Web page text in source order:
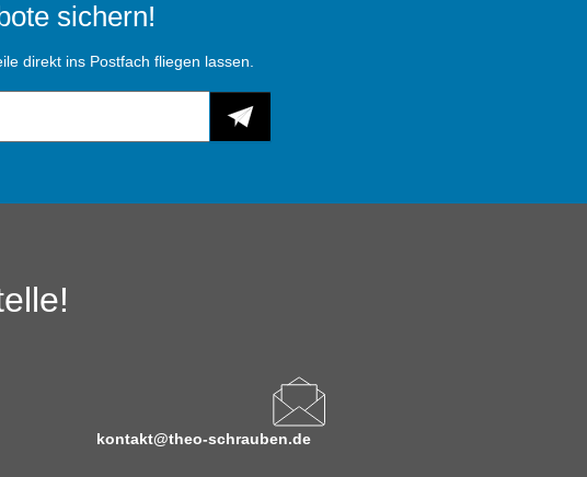
sichern!
direkt ins Postfach fliegen lassen.
kontakt@theo-schrauben.de